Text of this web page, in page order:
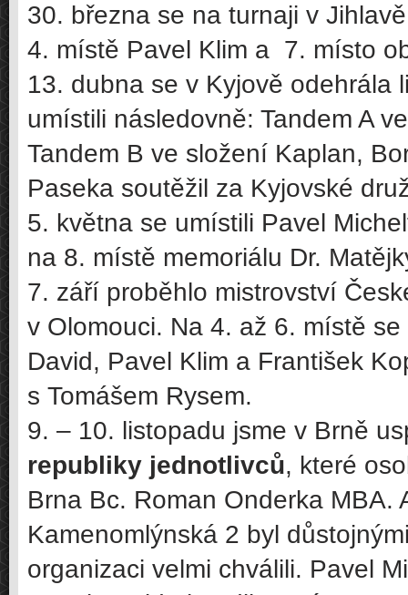
30. března se na turnaji v
4. místě Pavel Klim a 7. místo
13. dubna se v Kyjově odehrála
umístili následovně: Tandem A
Tandem B ve složení Kaplan,
Paseka soutěžil za Kyjovské
5. května se umístili Pavel
na 8. místě memoriálu Dr.
7. září proběhlo mistrovství
v Olomouci. Na 4. až 6. místě
David, Pavel Klim a František
s Tomášem Rysem.
9. – 10. listopadu jsme v Brně
republiky jednotlivců, které
Brna Bc. Roman Onderka MBA.
Kamenomlýnská 2 byl
organizaci velmi chválili. Pavel